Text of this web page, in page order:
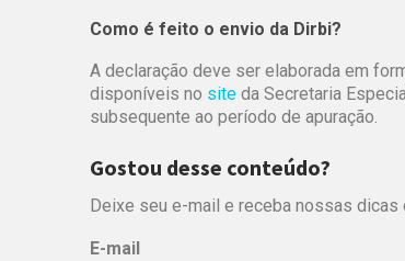
Como é feito o envio da Dirbi?
A declaração deve ser elaborada em
disponíveis no site da Secretaria
subsequente ao período de apuração.
Gostou desse conteúdo?
Deixe seu e-mail e receba nossas
E-mail